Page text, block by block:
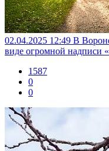
02.04.2025 12:49 В
виде огромной надписи
1587
0
0